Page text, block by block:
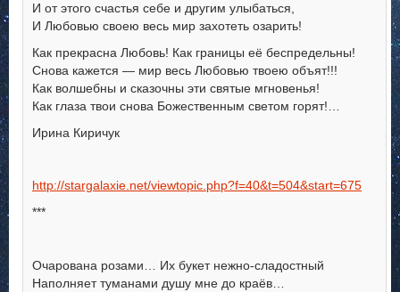
И от этого счастья себе и другим улыбаться,
И Любовью своею весь мир захотеть озарить!
Как прекрасна Любовь! Как границы её беспредельны!
Снова кажется — мир весь Любовью твоею объят!!!
Как волшебны и сказочны эти святые мгновенья!
Как глаза твои снова Божественным светом горят!…
Ирина Киричук
http://stargalaxie.net/viewtopic.php?f=40&t=504&start=675
***
Очарована розами… Их букет нежно-сладостный
Наполняет туманами душу мне до краёв…